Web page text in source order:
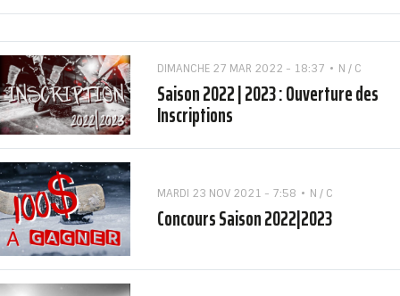
DIMANCHE 27 MAR 2022 - 18:37 N / C
Saison 2022 | 2023 : Ouverture des
Inscriptions
MARDI 23 NOV 2021 - 7:58 N / C
Concours Saison 2022|2023